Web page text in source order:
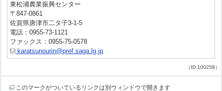
東松浦農業振興センター
〒847-0861
佐賀県唐津市二タ子3-1-5
電話：0955-73-1121
ファックス：0955-75-0578
karatsunourin@pref.saga.lg.jp
（ID:100258）
このマークがついているリンクは別ウィンドウで開きます